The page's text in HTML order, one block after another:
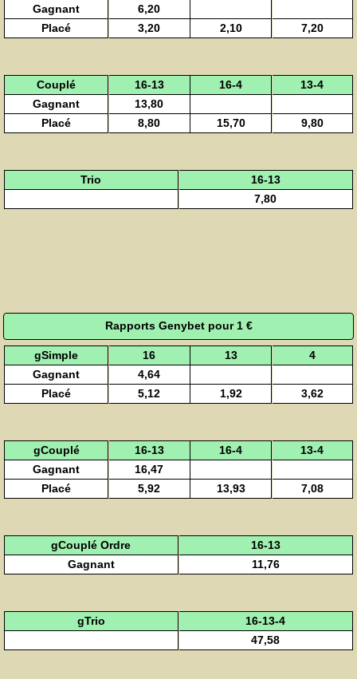
Gagnant
6,20
Placé
3,20 2,10 7,20
Couplé 16-13 16-4
13-4
Gagnant
13,80
Placé
8,80 15,70 9,80
Trio
16-13
7,80
Rapports Genybet pour 1 €
gSimple 16 13
4
Gagnant
4,64
Placé
5,12 1,92 3,62
gCouplé 16-13 16-4
13-4
Gagnant
16,47
Placé
5,92 13,93 7,08
gCouplé Ordre
16-13
Gagnant
11,76
gTrio
16-13-4
47,58